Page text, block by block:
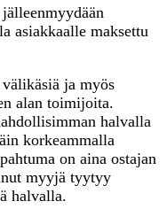
asiakkaalle maksettu
ja myös
alan toimijoita.
halvalla
korkeammalla
on aina ostajan
myyjä tyytyy
halvalla.